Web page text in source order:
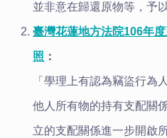
並非意在歸還原物等，予
臺灣花蓮地方法院106年
照 ：
「學理上有認為竊盜行為
他人所有物的持有支配關
立的支配關係進一步開啟